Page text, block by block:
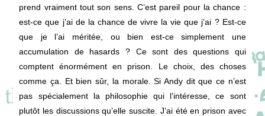
prend vraiment tout son sens. C’est pareil pour la chance :
est-ce que j’ai de la chance de vivre la vie que j’ai ? Est-ce
que je l’ai méritée, ou bien est-ce simplement une
accumulation de hasards ? Ce sont des questions qui
comptent énormément en prison. Le choix, des choses
comme ça. Et bien sûr, la morale. Si Andy dit que ce n’est
pas spécialement la philosophie qui l’intéresse, ce sont
plutôt les discussions qu’elle suscite. J’ai été en prison avec